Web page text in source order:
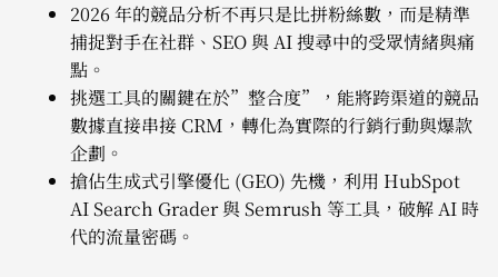
2026 年的競品分析不再只是比拼粉絲數，而是精準
捕捉對手在社群、SEO 與 AI 搜尋中的受眾情緒與痛
點。
挑選工具的關鍵在於”整合度”，能將跨渠道的競品
數據直接串接 CRM，轉化為實際的行銷行動與爆款
企劃。
搶佔生成式引擎優化 (GEO) 先機，利用 HubSpot
AI Search Grader 與 Semrush 等工具，破解 AI 時
代的流量密碼。